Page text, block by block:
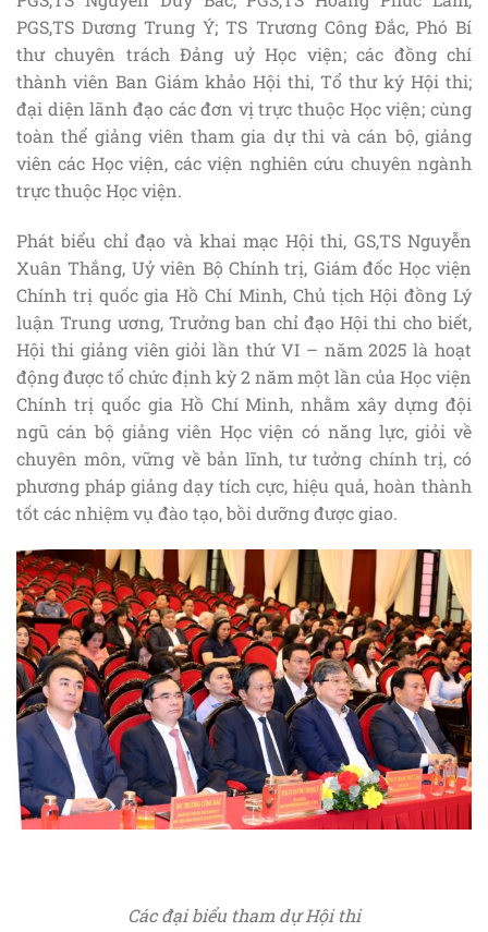
PGS,TS Dương Trung Ý; TS Trương Công Đắc, Phó Bí
thư chuyên trách Đảng uỷ Học viện; các đồng chí
thành viên Ban Giám khảo Hội thi, Tổ thư ký Hội thi;
đại diện lãnh đạo các đơn vị trực thuộc Học viện; cùng
toàn thể giảng viên tham gia dự thi và cán bộ, giảng
viên các Học viện, các viện nghiên cứu chuyên ngành
trực thuộc Học viện.
Phát biểu chỉ đạo và khai mạc Hội thi, GS,TS Nguyễn
Xuân Thắng, Uỷ viên Bộ Chính trị, Giám đốc Học viện
Chính trị quốc gia Hồ Chí Minh, Chủ tịch Hội đồng Lý
luận Trung ương, Trưởng ban chỉ đạo Hội thi cho biết,
Hội thi giảng viên giỏi lần thứ VI – năm 2025 là hoạt
động được tổ chức định kỳ 2 năm một lần của Học viện
Chính trị quốc gia Hồ Chí Minh, nhằm xây dựng đội
ngũ cán bộ giảng viên Học viện có năng lực, giỏi về
chuyên môn, vững về bản lĩnh, tư tưởng chính trị, có
phương pháp giảng dạy tích cực, hiệu quả, hoàn thành
tốt các nhiệm vụ đào tạo, bồi dưỡng được giao.
Các đại biểu tham dự Hội thi